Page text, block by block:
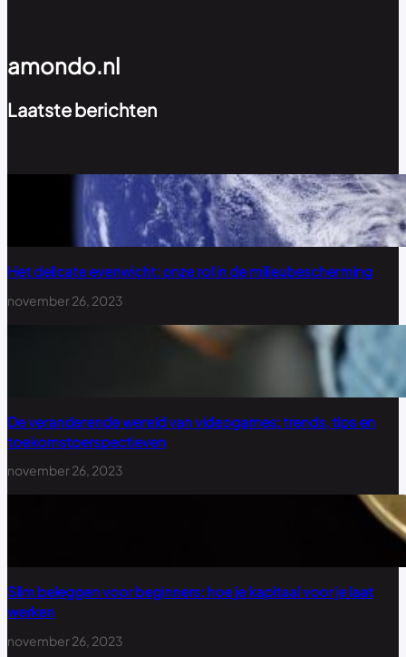
amondo.nl
Laatste berichten
Het delicate evenwicht: onze rol in de milieubescherming
november 26, 2023
De veranderende wereld van videogames: trends, tips en
toekomstperspectieven
november 26, 2023
Slim beleggen voor beginners: hoe je kapitaal voor je laat
werken
november 26, 2023